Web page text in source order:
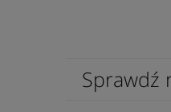
Sprawdź